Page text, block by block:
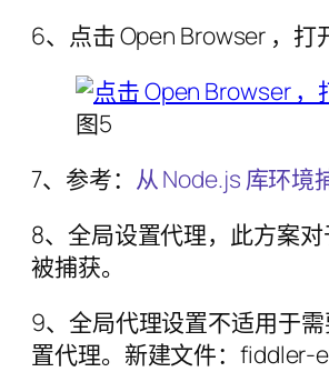
6、点击 Open Browser ，
图5
7、参考： 从 Node.js 库环境
8、全局设置代理，此方案
被捕获。
9、全局代理设置不适用于
置代理。新建文件：